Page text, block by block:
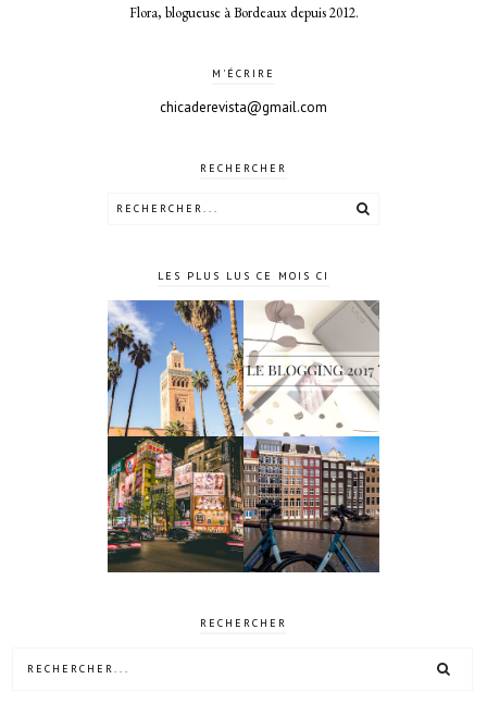
Flora, blogueuse à Bordeaux depuis 2012.
M'ÉCRIRE
chicaderevista@gmail.com
RECHERCHER
LES PLUS LUS CE MOIS CI
4 jours à
Marrakech
Le blogging
2017 ?
10 jours à
Tokyo au
Japon
4 jours à
Amsterdam
RECHERCHER